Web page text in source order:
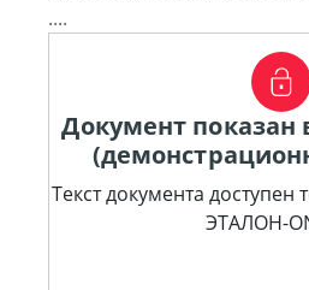
....
Документ
Текст документа доступен
ЭТАЛОН-